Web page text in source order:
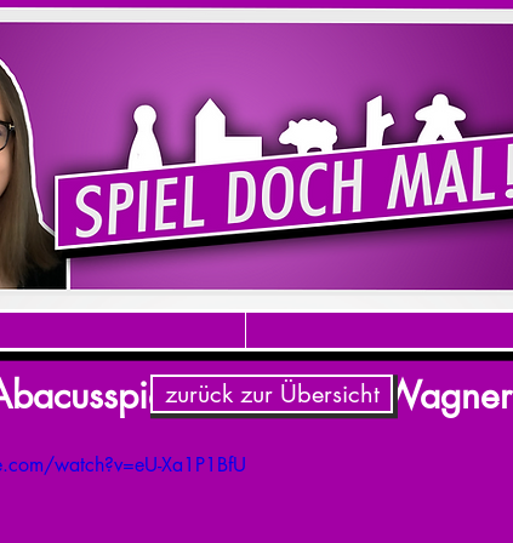
/ Matthias Wagner
watch?v=eU-Xa1P1BfU
zurück zur Übersicht